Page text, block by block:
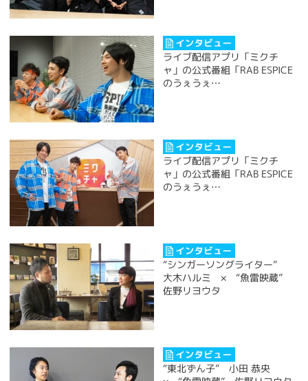
ライブ配信アプリ「ミクチ
ャ」の公式番組「RAB ESPICE
のうぇうぇ…
ライブ配信アプリ「ミクチ
ャ」の公式番組「RAB ESPICE
のうぇうぇ…
“シンガーソングライター”
大木ハルミ × “魚雷映蔵”
佐野リヨウタ
“東北ずん子” 小田 恭央